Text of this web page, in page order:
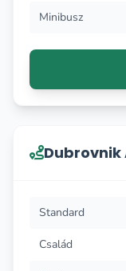
kényelem miatt,
dubrovniki
Bármilyen
weboldalunkon,
Minibusz
Dubrovnik
Standard
Család